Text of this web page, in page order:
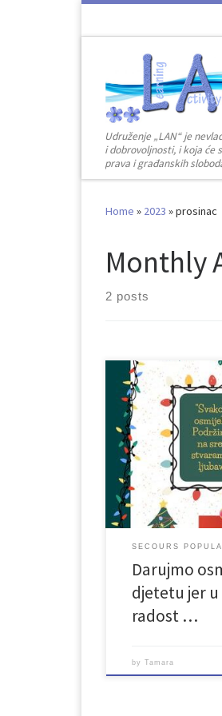
Udruženje „LAN“ je
i dobrovoljnosti, i koja će
prava i građanskih
Home » 2023 »prosinac
Monthly
2 posts
U okviru
Mraz” koju provodi
organizacija Secours
iz raznih zemalja
podjeliti djeci uz
Gradskom trgu u
SECOURS
Darujmo
djetetu jer
radost …
by Tamara